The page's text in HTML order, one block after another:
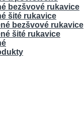
bezšvové rukavice
šité rukavice
bezšvové rukavice
šité rukavice